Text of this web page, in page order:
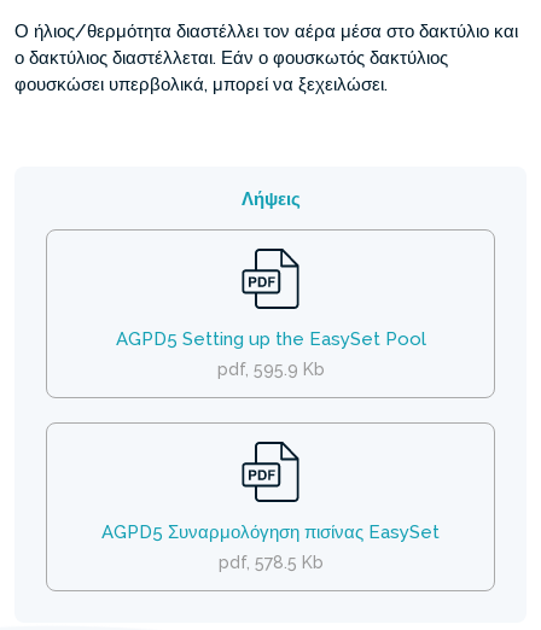
Ο ήλιος/θερμότητα διαστέλλει τον αέρα μέσα στο δακτύλιο και
ο δακτύλιος διαστέλλεται. Εάν ο φουσκωτός δακτύλιος
φουσκώσει υπερβολικά, μπορεί να ξεχειλώσει.
Λήψεις
AGPD5 Setting up the EasySet Pool
pdf, 595.9 Kb
AGPD5 Συναρμολόγηση πισίνας EasySet
pdf, 578.5 Kb